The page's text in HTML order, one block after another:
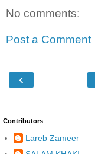
No comments:
Post a Comment
‹
Contributors
Lareb Zameer